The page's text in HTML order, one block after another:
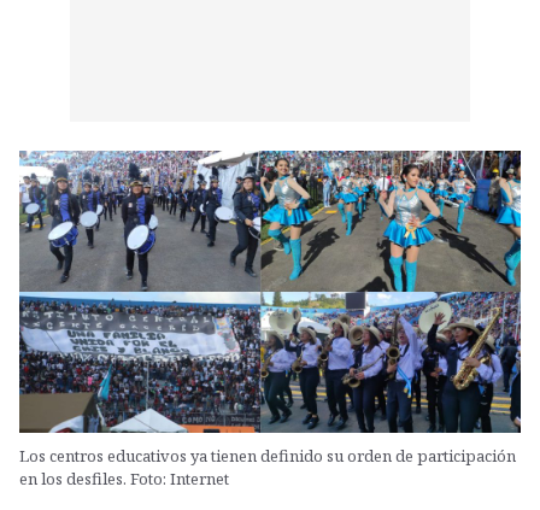
Los centros educativos ya tienen definido su orden de participación
en los desfiles. Foto: Internet